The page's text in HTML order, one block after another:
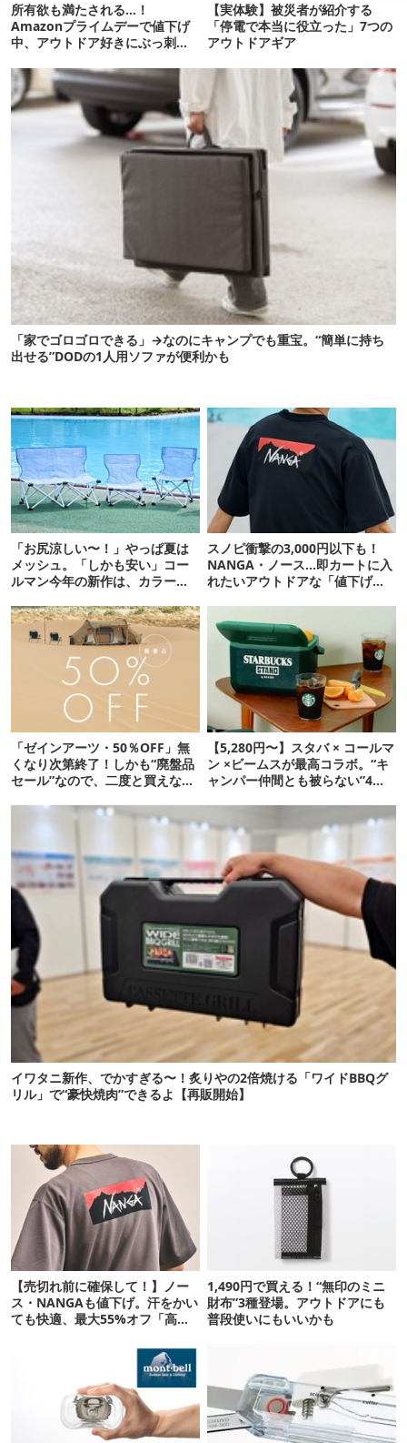
所有欲も満たされる…！
Amazonプライムデーで値下げ
中、アウトドア好きにぶっ刺さ
【実体験】被災者が紹介する
「停電で本当に役立った」7つの
アウトドアギア
「家でゴロゴロできる」→なのにキャンプでも重宝。“簡単に持ち
出せる”DODの1人用ソファが便利かも
「お尻涼しい〜！」やっぱ夏は
メッシュ。「しかも安い」コー
ルマン今年の新作は、カラーも
スノピ衝撃の3,000円以下も！
NANGA・ノース…即カートに入
れたいアウトドアな「値下げ夏
「ゼインアーツ・50％OFF」無
くなり次第終了！しかも“廃盤品
セール”なので、二度と買えない
【5,280円〜】スタバ × コールマ
ン ×ビームスが最高コラボ。“キ
ャンパー仲間とも被らない”4ア
イワタニ新作、でかすぎる〜！炙りやの2倍焼ける「ワイドBBQグ
リル」で“豪快焼肉”できるよ【再販開始】
【売切れ前に確保して！】ノー
ス・NANGAも値下げ。汗をかい
ても快適、最大55%オフ「高機
1,490円で買える！“無印のミニ
財布”3種登場。アウトドアにも
普段使いにもいいかも